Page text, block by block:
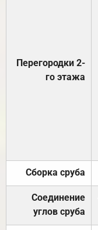
Перегородки 2-
го этажа
Сборка сруба
Соединение
углов сруба